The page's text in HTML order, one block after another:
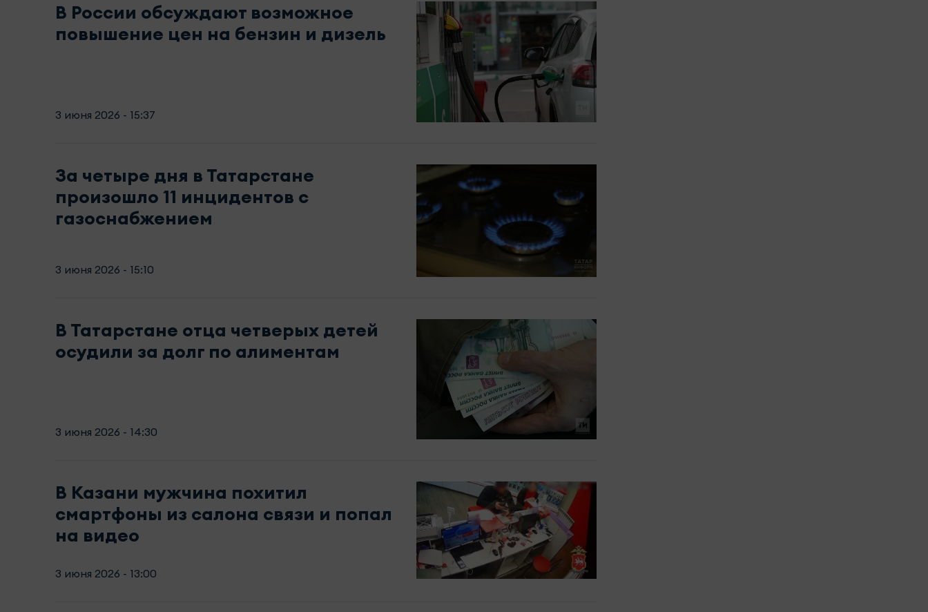
В России обсуждают возможное
повышение цен на бензин и дизель
3 июня 2026 - 15:37
За четыре дня в Татарстане
произошло 11 инцидентов с
газоснабжением
3 июня 2026 - 15:10
В Татарстане отца четверых детей
осудили за долг по алиментам
3 июня 2026 - 14:30
В Казани мужчина похитил
смартфоны из салона связи и попал
на видео
3 июня 2026 - 13:00